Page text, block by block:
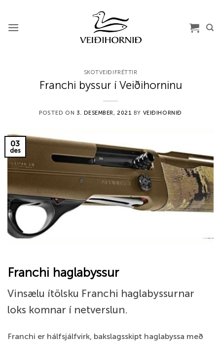
content
SKOTVEIÐIFRÉTTIR
Franchi byssur í Veiðihorninu
POSTED ON 3. DESEMBER, 2021 BY VEIÐIHORNIÐ
03
des
Franchi haglabyssur
Vinsælu ítölsku Franchi haglabyssurnar
loks komnar í netverslun.
Franchi er hálfsjálfvirk, bakslagsskipt haglabyssa með